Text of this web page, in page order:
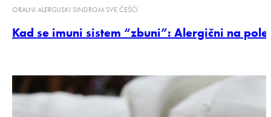
ORALNI ALERGIJSKI SINDROM SVE ČEŠĆI
Kad se imuni sistem “zbuni”: Alergični na